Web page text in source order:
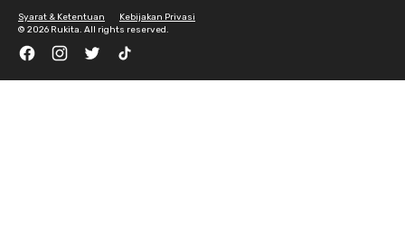
© 2026 Rukita. All rights reserved.
Syarat & Ketentuan Kebijakan Privasi
FacebookInstagramTwitter TikTok